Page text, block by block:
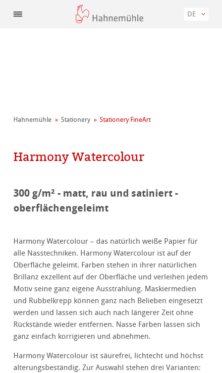
DE
Hahnemühle Stationery Stationery FineArt
Harmony Watercolour
300 g/m² - matt, rau und satiniert -
oberflächengeleimt
Harmony Watercolour – das natürlich weiße Papier für
alle Nasstechniken. Harmony Watercolour ist auf der
Oberfläche geleimt. Farben stehen in ihrer natürlichen
Brillanz exzellent auf der Oberfläche und verleihen jedem
Motiv seine ganz eigene Ausstrahlung. Maskiermedien
und Rubbelkrepp können ganz nach Belieben eingesetzt
werden und lassen sich auch nach längerer Zeit ohne
Rückstände wieder entfernen. Nasse Farben lassen sich
ganz einfach korrigieren und abnehmen.
Harmony Watercolour ist säurefrei, lichtecht und höchst
alterungsbeständig. Zur Auswahl stehen drei Varianten: